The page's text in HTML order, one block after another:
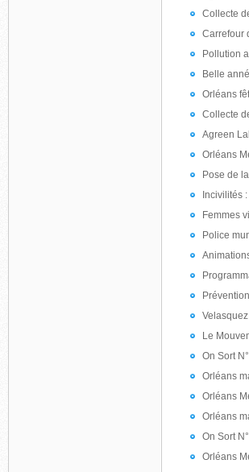
Collecte
Carrefour
Pollution
Belle
Orléans
Collecte
Agreen
Orléans
Pose de
Incivilités
Femmes
Police
Le
On Sort
Orléans
Orléans
Orléans
On Sort
Orléans